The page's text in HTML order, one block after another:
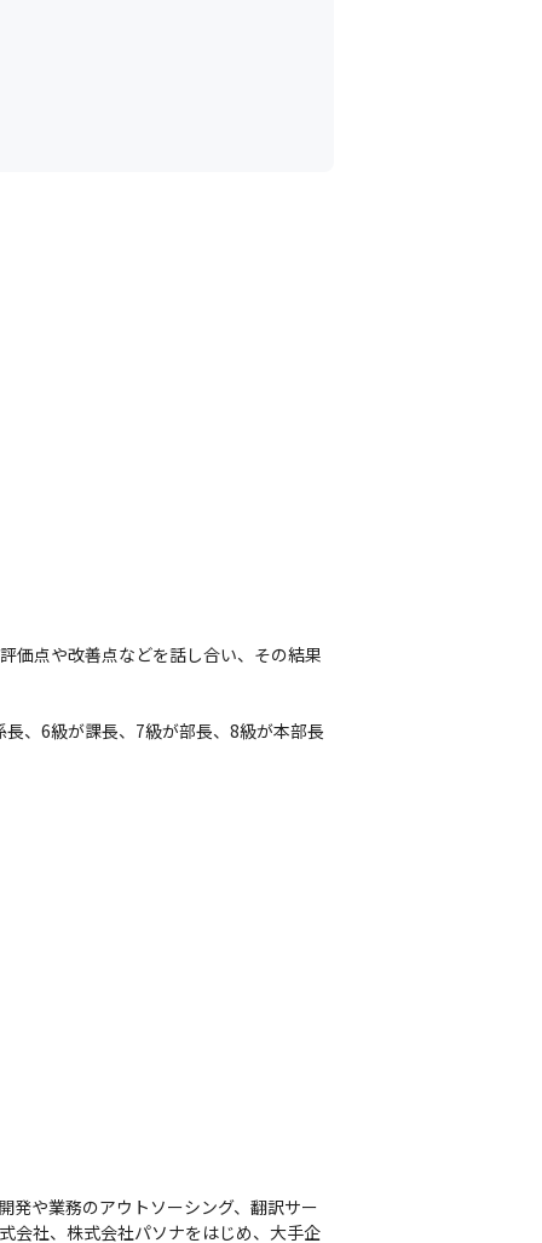
ペシャリスト、情報処理安全確保
価点や改善点などを話し合い、その結果
、6級が課長、7級が部長、8級が本部長
発や業務のアウトソーシング、翻訳サー
会社、株式会社パソナをはじめ、大手企